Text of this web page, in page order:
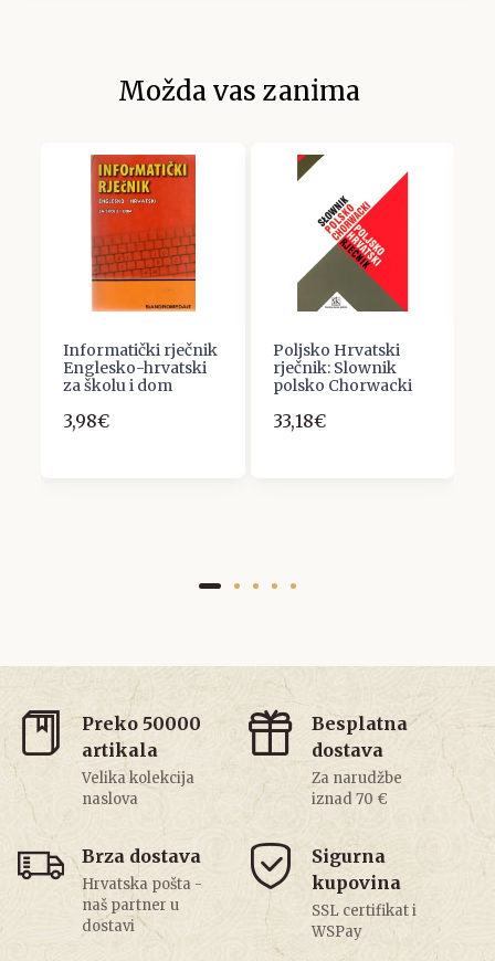
Možda vas zanima
Informatički rječnik
Englesko-hrvatski
za školu i dom
3,98€
Poljsko Hrvatski
rječnik: Slownik
polsko Chorwacki
33,18€
Preko 50000
artikala
Velika kolekcija
naslova
Besplatna
dostava
Za narudžbe
iznad 70 €
Brza dostava
Hrvatska pošta -
naš partner u
dostavi
Sigurna
kupovina
SSL certifikat i
WSPay